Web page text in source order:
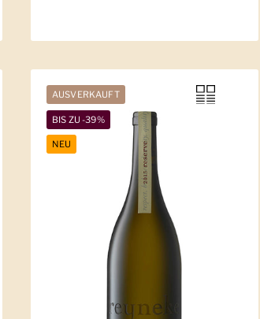
AUSVERKAUFT
BIS ZU -39%
NEU